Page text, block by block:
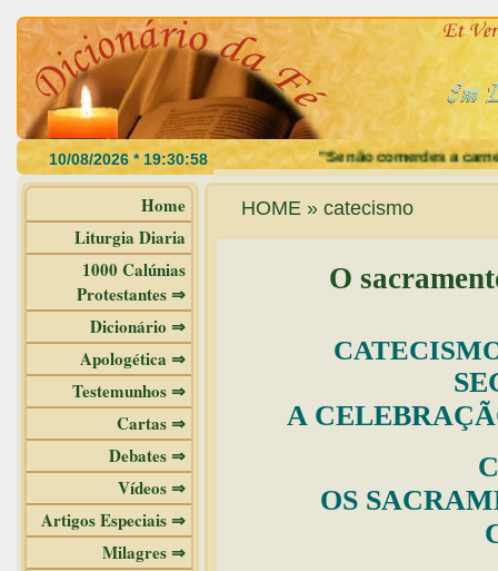
"Se não comerdes a carne do
Home
Liturgia Diaria
1000 Calúnias
Protestantes ⇒
Dicionário ⇒
Apologética ⇒
Testemunhos ⇒
Cartas ⇒
Debates ⇒
Vídeos ⇒
Artigos Especiais ⇒
Milagres ⇒
HOME » catecismo
O
A
OS